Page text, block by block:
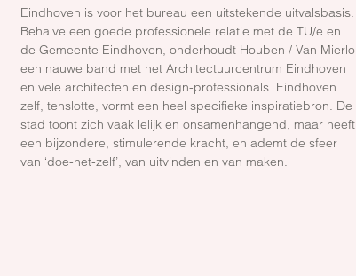
Eindhoven is voor het bureau een uitstekende uitvalsbasis.
Behalve een goede professionele relatie met de TU/e en
de Gemeente Eindhoven, onderhoudt Houben / Van Mierlo
een nauwe band met het Architectuurcentrum Eindhoven
en vele architecten en design-professionals. Eindhoven
zelf, tenslotte, vormt een heel specifieke inspiratiebron. De
stad toont zich vaak lelijk en onsamenhangend, maar heeft
een bijzondere, stimulerende kracht, en ademt de sfeer
van ‘doe-het-zelf’, van uitvinden en van maken.